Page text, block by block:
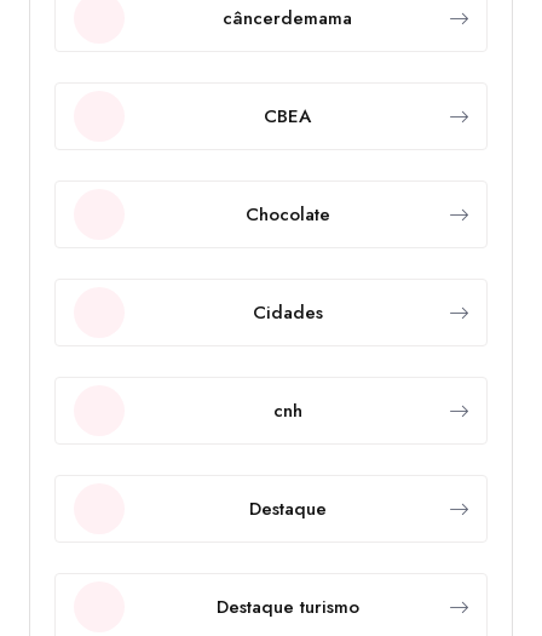
câncerdemama
CBEA
Chocolate
Cidades
cnh
Destaque
Destaque turismo